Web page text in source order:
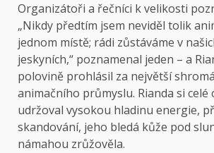
Organizátoři a řečníci k velikosti
„Nikdy předtím jsem neviděl tolik
jednom místě; rádi zůstáváme v
jeskyních,“ poznamenal jeden – a
polovině prohlásil za největší
animačního průmyslu. Rianda si celé
udržoval vysokou hladinu energie,
skandování, jeho bledá kůže pod
námahou zrůžověla.